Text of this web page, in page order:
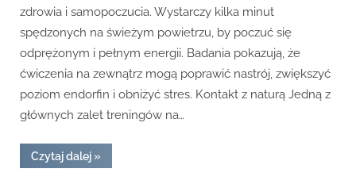
zdrowia i samopoczucia. Wystarczy kilka minut
spędzonych na świeżym powietrzu, by poczuć się
odprężonym i pełnym energii. Badania pokazują, że
ćwiczenia na zewnątrz mogą poprawić nastrój, zwiększyć
poziom endorfin i obniżyć stres. Kontakt z naturą Jedną z
głównych zalet treningów na…
Czytaj dalej“Czy
treningi
»